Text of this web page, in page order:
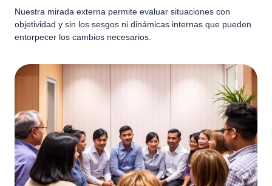
Nuestra mirada externa permite evaluar situaciones con
objetividad y sin los sesgos ni dinámicas internas que pueden
entorpecer los cambios necesarios.